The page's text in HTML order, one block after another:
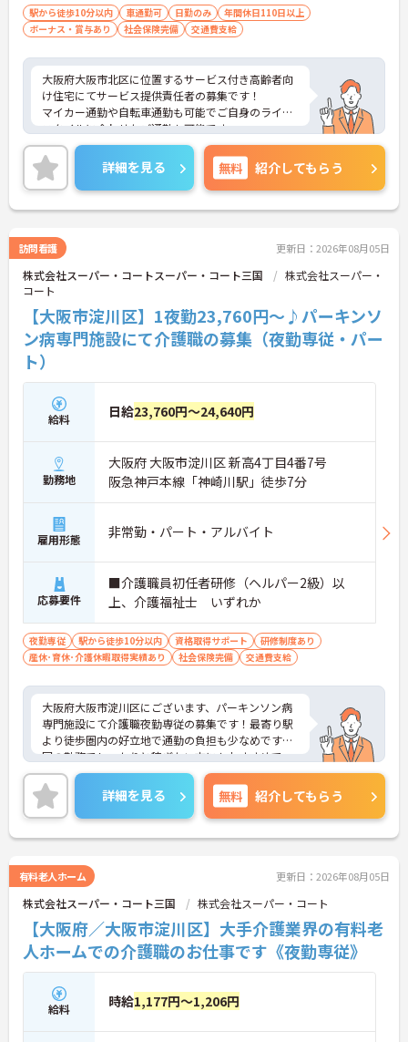
駅から徒歩10分以内 車通勤可 日勤のみ
年間休日110日以上
ボーナス・賞与あり
社会保険完備 交通費支給
大阪府大阪市北区に位置するサービス付き高齢者向
け住宅にてサービス提供責任者の募集です！
マイカー通勤や自転車通勤も可能でご自身のライフ
スタイルに合わせたご通勤も可能です。
ご興味ある方には、面接対策ポイントなど、さらに
詳細をお話しいたしますのでお気軽にご相談くださ
い！
詳細を見る 無料 紹介してもらう
訪問看護 更新日：2026年08月05日
株式会社スーパー・コートスーパー・コート三国
株式会社スーパー・
コート
【大阪市淀川区】1夜勤23,760円～♪パーキンソ
ン病専門施設にて介護職の募集（夜勤専従・パー
ト）
給料 日給23,760円～24,640円
勤務地
大阪府 大阪市淀川区 新高4丁目4番7号
阪急神戸本線「神崎川駅」徒歩7分
雇用形態 非常勤・パート・アルバイト
応募要件
■介護職員初任者研修（ヘルパー2級）以
上、介護福祉士 いずれか
夜勤専従 駅から徒歩10分以内 資格取得サポート
研修制度あり
産休･育休･介護休暇取得実績あり
社会保険完備 交通費支給
大阪府大阪市淀川区にございます、パーキンソン病
専門施設にて介護職夜勤専従の募集です！最寄り駅
より徒歩圏内の好立地で通勤の負担も少なめです。1
回の勤務でしっかりと稼ぎたい方にもおすすめで
す。24時間の看護体制もあり、安心して業務に専念
いただきます。
ご興味ある方には、面接のポイントなど、さらに詳
細をお話致しますのでお気軽にご相談ください。
詳細を見る 無料 紹介してもらう
有料老人ホーム 更新日：2026年08月05日
株式会社スーパー・コート三国 株式会社スーパー・コート
【大阪府／大阪市淀川区】大手介護業界の有料老
人ホームでの介護職のお仕事です《夜勤専従》
給料 時給1,177円～1,206円